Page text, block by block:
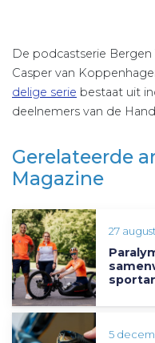
De podcastserie
Casper van
delige serie bestaat uit
deelnemers van de
Gerelateerde
Magazine
27
5